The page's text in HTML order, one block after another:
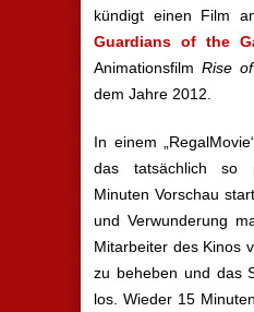
kündigt einen Film
Guardians of the
Animationsfilm Rise
dem Jahre 2012.
In einem
das tatsächlich so
Minuten Vorschau
und Verwunderung
Mitarbeiter des Kinos
zu beheben und das
los. Wieder 15